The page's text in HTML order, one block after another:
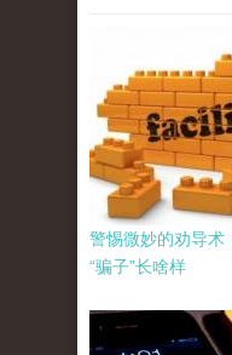
警惕微妙的劝导术
“骗子”长啥样